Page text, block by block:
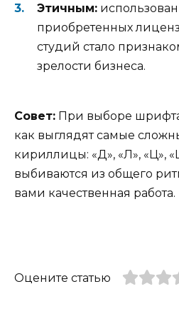
Этичным:
приобретенных
студий стало
зрелости бизнеса.
Совет: При выборе
как выглядят самые
кириллицы: «Д», «Л», «Ц»,
выбиваются из общего
вами качественная работа.
Оцените статью